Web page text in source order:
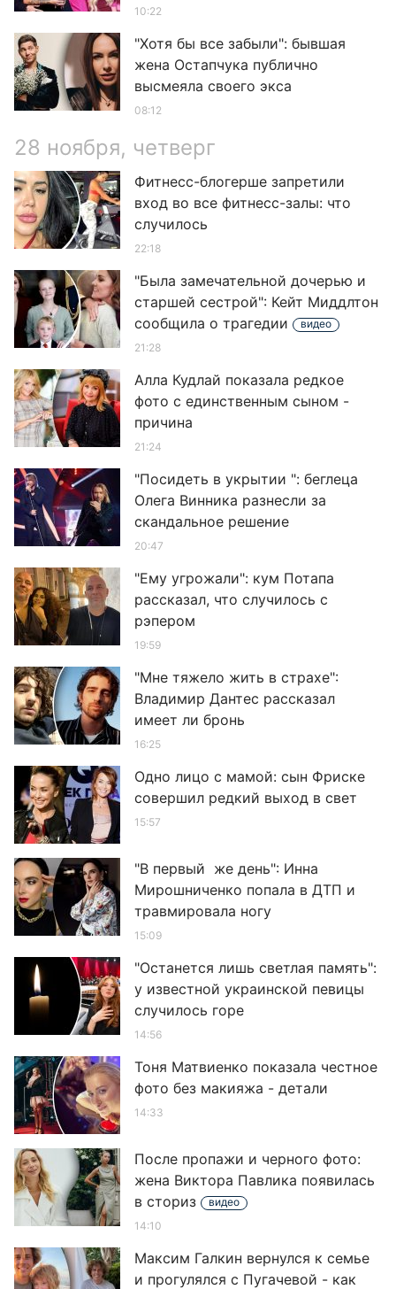
10:22
"Хотя бы все забыли": бывшая
жена Остапчука публично
высмеяла своего экса
08:12
28 ноября, четверг
Фитнесс-блогерше запретили
вход во все фитнесс-залы: что
случилось
22:18
"Была замечательной дочерью и
старшей сестрой": Кейт Миддлтон
сообщила о трагедии
видео
21:28
Алла Кудлай показала редкое
фото с единственным сыном -
причина
21:24
"Посидеть в укрытии ": беглеца
Олега Винника разнесли за
скандальное решение
20:47
"Ему угрожали": кум Потапа
рассказал, что случилось с
рэпером
19:59
"Мне тяжело жить в страхе":
Владимир Дантес рассказал
имеет ли бронь
16:25
Одно лицо с мамой: сын Фриске
совершил редкий выход в свет
15:57
"В первый же день": Инна
Мирошниченко попала в ДТП и
травмировала ногу
15:09
"Останется лишь светлая память":
у известной украинской певицы
случилось горе
14:56
Тоня Матвиенко показала честное
фото без макияжа - детали
14:33
После пропажи и черного фото:
жена Виктора Павлика появилась
в сториз
видео
14:10
Максим Галкин вернулся к семье
и прогулялся с Пугачевой - как